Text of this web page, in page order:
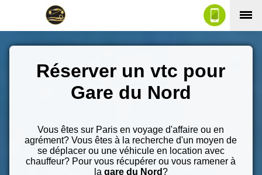
Réserver un vtc pour
Gare du Nord
Vous êtes sur Paris en voyage d'affaire ou en
agrément? Vous êtes à la recherche d'un moyen de
se déplacer ou une véhicule en location avec
chauffeur? Pour vous récupérer ou vous ramener à
la gare du Nord?